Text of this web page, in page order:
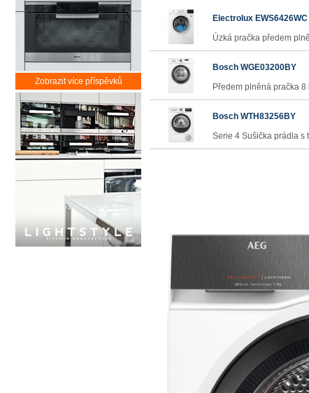
Electrolux EWS6426WC
Úzká pračka předem
Bosch WGE03200BY
Předem plněná pračka
Bosch WTH83256BY
Serie 4 Sušička prádla s
Zobrazit více příspěvků